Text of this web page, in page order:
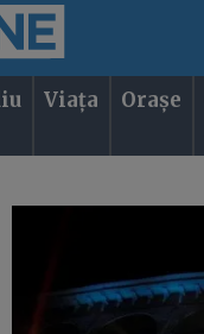
Viața Orașe